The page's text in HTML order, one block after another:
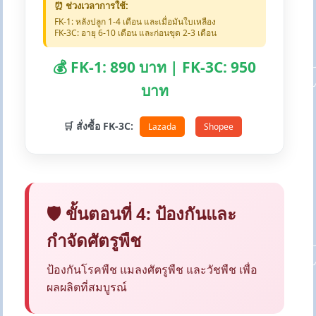
⏰ ช่วงเวลาการใช้:
FK-1: หลังปลูก 1-4 เดือน และเมื่อมันใบเหลือง
FK-3C: อายุ 6-10 เดือน และก่อนขุด 2-3 เดือน
💰 FK-1: 890 บาท | FK-3C: 950
บาท
🛒 สั่งซื้อ FK-3C: Lazada Shopee
🛡️ ขั้นตอนที่ 4: ป้องกันและ
กำจัดศัตรูพืช
ป้องกันโรคพืช แมลงศัตรูพืช และวัชพืช เพื่อ
ผลผลิตที่สมบูรณ์